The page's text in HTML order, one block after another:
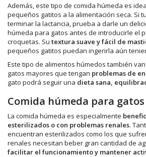
Además, este tipo de comida húmeda es
pequeños gatitos a la alimentación seca. Si
terminar la lactancia, prueba a darle un
húmeda para gatos antes de introducirle el
croquetas. Su textura suave y fácil de
pequeños gatitos puedan ingerirla aún
Este tipo de alimentos húmedos también
gatos mayores que tengan problemas de
gato podrá seguir una dieta sana,
Comida húmeda para
La comida húmeda es especialmente
esterilizados o con problemas renales.
encuentran esterilizados como los que
renales necesitan beber gran cantidad de
facilitar el funcionamiento y mantener